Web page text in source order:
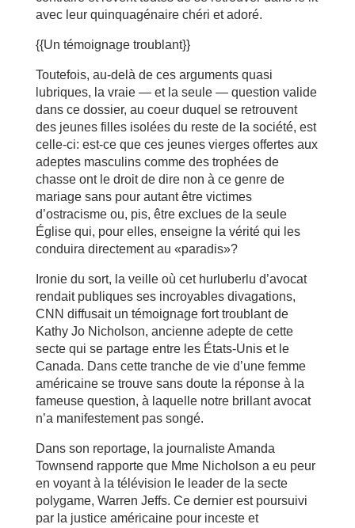
avec leur quinquagénaire chéri et adoré.
{{Un témoignage troublant}}
Toutefois, au-delà de ces arguments quasi
lubriques, la vraie — et la seule — question valide
dans ce dossier, au coeur duquel se retrouvent
des jeunes filles isolées du reste de la société, est
celle-ci: est-ce que ces jeunes vierges offertes aux
adeptes masculins comme des trophées de
chasse ont le droit de dire non à ce genre de
mariage sans pour autant être victimes
d’ostracisme ou, pis, être exclues de la seule
Église qui, pour elles, enseigne la vérité qui les
conduira directement au «paradis»?
Ironie du sort, la veille où cet hurluberlu d’avocat
rendait publiques ses incroyables divagations,
CNN diffusait un témoignage fort troublant de
Kathy Jo Nicholson, ancienne adepte de cette
secte qui se partage entre les États-Unis et le
Canada. Dans cette tranche de vie d’une femme
américaine se trouve sans doute la réponse à la
fameuse question, à laquelle notre brillant avocat
n’a manifestement pas songé.
Dans son reportage, la journaliste Amanda
Townsend rapporte que Mme Nicholson a eu peur
en voyant à la télévision le leader de la secte
polygame, Warren Jeffs. Ce dernier est poursuivi
par la justice américaine pour inceste et